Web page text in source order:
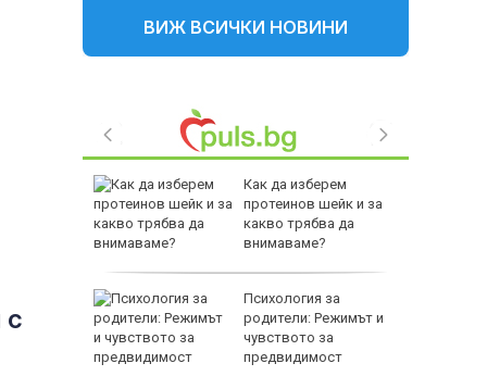
с
ВИЖ ВСИЧКИ НОВИНИ
на
треска
Как да изберем
протеинов шейк и за
какво трябва да
внимаваме?
Психология за
родители: Режимът и
чувството за
предвидимост